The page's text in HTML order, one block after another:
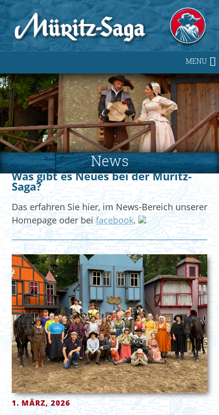
Skip
to
content
MENU
News
Was gibt es Neues bei der Müritz-
Saga?
Das erfahren Sie hier, im News-Bereich unserer
Homepage oder beifacebook.
1. MÄRZ, 2026